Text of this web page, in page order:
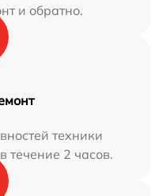
и обратно.
техники
течение 2 часов.